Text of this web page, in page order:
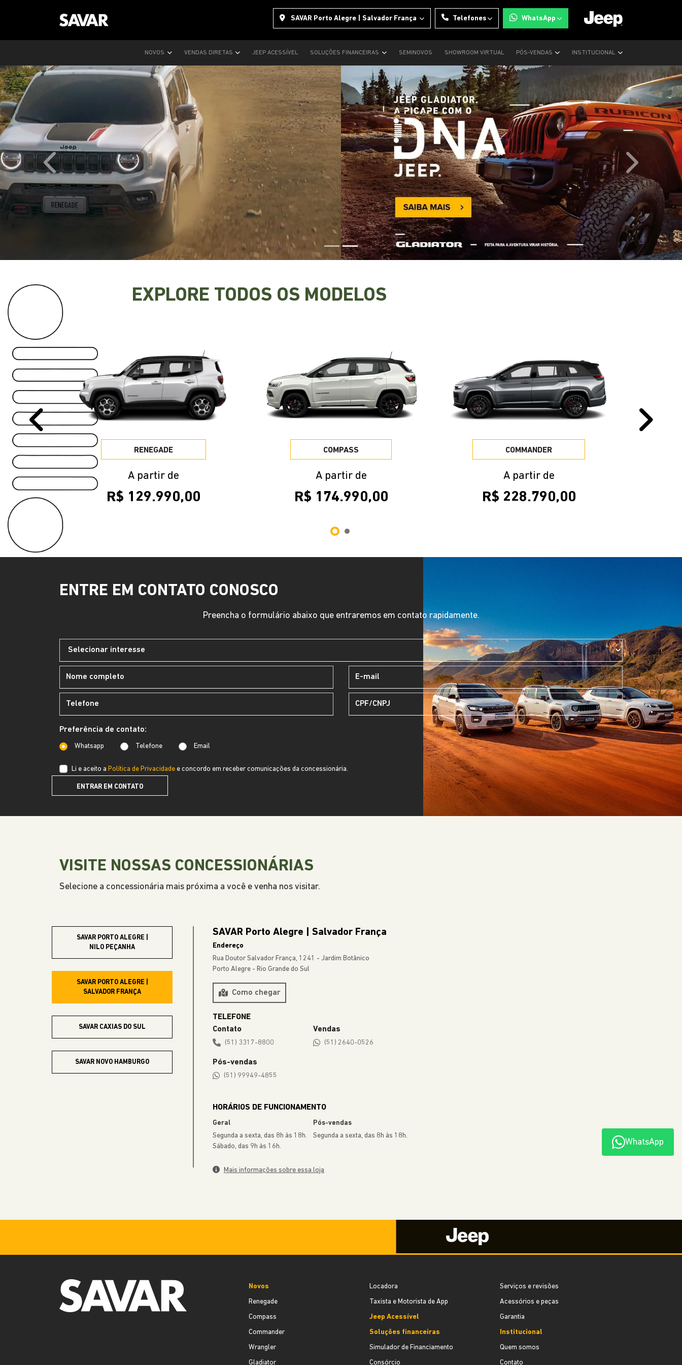
SAVAR Porto Alegre | Salvador França Telefones WhatsApp
NOVOS VENDAS DIRETAS JEEP ACESSÍVEL SOLUÇÕES FINANCEIRAS SEMINOVOS SHOWROOM VIRTUAL PÓS-VENDAS INSTITUCIONAL
templates.template-01.components.carousel.texts.control_prev
EXPLORE TODOS OS MODELOS
RENEGADE
A partir de
R$ 129.990,00
COMPASS
A partir de
R$ 174.990,00
COMMANDER
A partir de
R$ 228.790,00
Anterior
ENTRE EM CONTATO CONOSCO
Preencha o formulário abaixo que entraremos em contato rapidamente.
Preferência de contato:
Whatsapp Telefone Email
Li e aceito a Política de Privacidade e concordo em receber comunicações da concessionária.
ENTRAR EM CONTATO
VISITE NOSSAS CONCESSIONÁRIAS
Selecione a concessionária mais próxima a você e venha nos visitar.
SAVAR PORTO ALEGRE |
NILO PEÇANHA
SAVAR PORTO ALEGRE |
SALVADOR FRANÇA
SAVAR CAXIAS DO SUL
SAVAR NOVO HAMBURGO
SAVAR Porto Alegre | Salvador França
Endereço
Rua Doutor Salvador França, 1241 - Jardim Botânico
Porto Alegre - Rio Grande do Sul
Como chegar
Contato
(51) 3317-8800
Vendas
(51) 2640-0526
Pós-vendas
(51) 99949-4855
HORÁRIOS DE FUNCIONAMENTO
Geral
Segunda a sexta, das 8h às 18h.
Sábado, das 9h às 16h.
Pós-vendas
Segunda a sexta, das 8h às 18h.
Mais informações sobre essa loja
WhatsApp
Novos
Renegade
Compass
Commander
Wrangler
Gladiator
Locadora
Taxista e Motorista de App
Jeep Acessível
Soluções financeiras
Simulador de Financiamento
Consórcio
Serviços e revisões
Acessórios e peças
Garantia
Institucional
Quem somos
Contato